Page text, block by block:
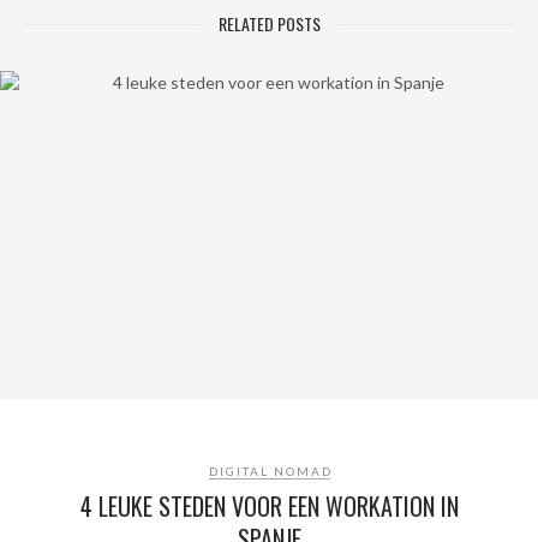
RELATED POSTS
DIGITAL NOMAD
4 LEUKE STEDEN VOOR EEN WORKATION IN